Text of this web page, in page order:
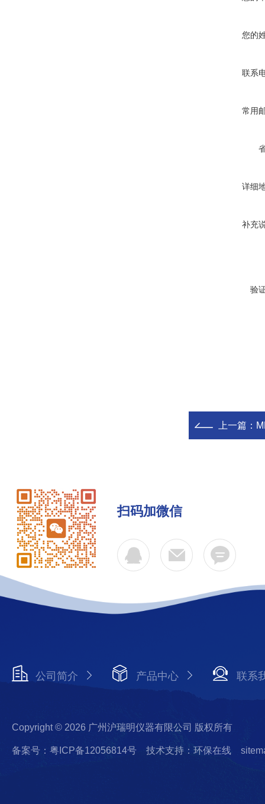
您的
联系
常用
详细
补充
验
上一篇：
扫码加微信
公司简介 产品中心 联系
Copyright © 2026 广州沪瑞明仪器有限公司 版权所有
备案号：粤ICP备12056814号 技术支持：环保在线